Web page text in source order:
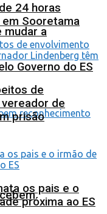
mudar a
Governo do ES
24 horas
em Sooretama
de
de
prisão
os pais e o
próxima ao ES